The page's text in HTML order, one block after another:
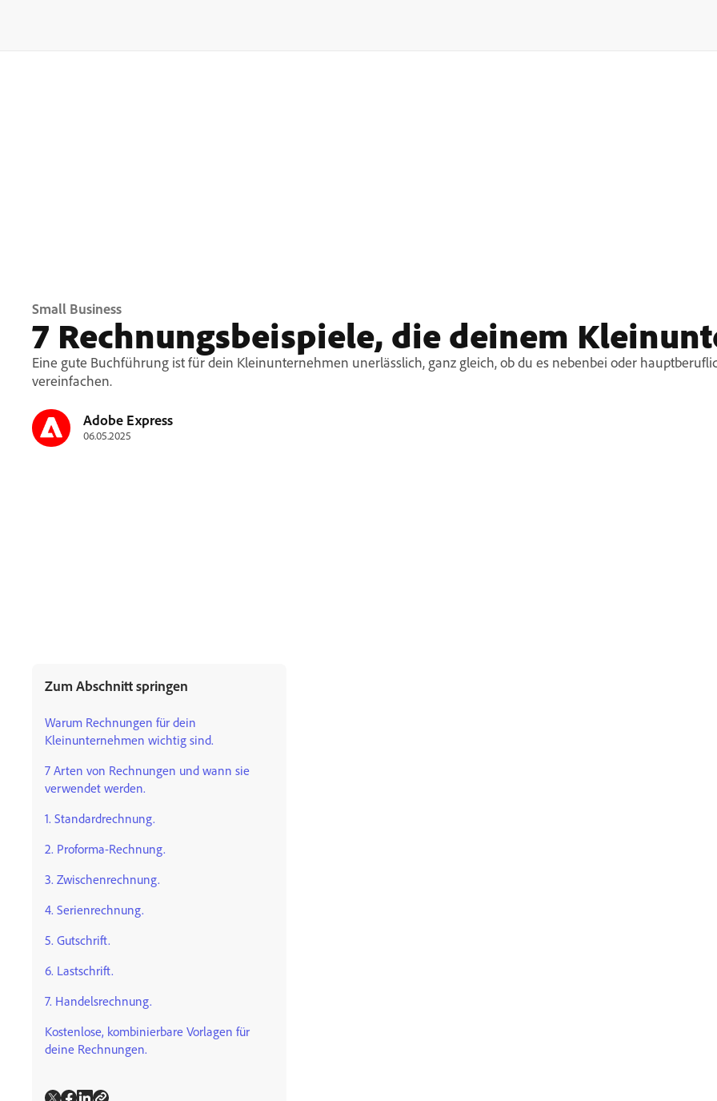
Small Business
7 Rechnungsbeispiele, die deinem
Eine gute Buchführung ist für dein Kleinunternehmen unerlässlich, ganz gleich, ob du es nebenbei oder
vereinfachen.
Adobe Express
06.05.2025
Zum Abschnitt springen
Warum Rechnungen für dein
Kleinunternehmen wichtig sind.
7 Arten von Rechnungen und wann sie
verwendet werden.
1. Standardrechnung.
2. Proforma-Rechnung.
3. Zwischenrechnung.
4. Serienrechnung.
5. Gutschrift.
6. Lastschrift.
7. Handelsrechnung.
Kostenlose, kombinierbare Vorlagen für
deine Rechnungen.